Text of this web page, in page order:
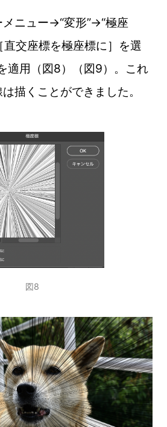
ニュー→“変形”→“極座
直交座標を極座標に］を選
適用（図8）（図9）。これ
描くことができました。
図8